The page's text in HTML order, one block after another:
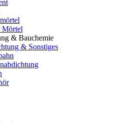
Mörtel
& Bauchemie
& Sonstiges